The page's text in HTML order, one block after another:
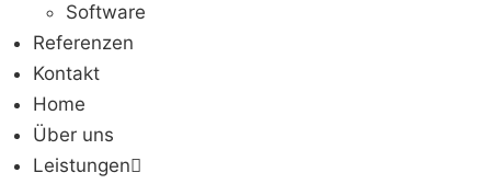
Software
Referenzen
Kontakt
Home
Über uns
Leistungen